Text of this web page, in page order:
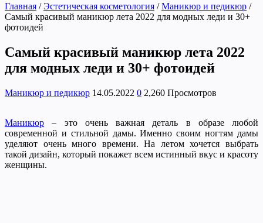
Главная / Эстетическая косметология / Маникюр и педикюр /
Самый красивый маникюр лета 2022 для модных леди и 30+
фотоидей
Самый красивый маникюр лета 2022
для модных леди и 30+ фотоидей
Маникюр и педикюр 14.05.2022 0 2,260 Просмотров
Маникюр – это очень важная деталь в образе любой
современной и стильной дамы. Именно своим ногтям дамы
уделяют очень много времени. На летом хочется выбрать
такой дизайн, который покажет всем истинный вкус и красоту
женщины.